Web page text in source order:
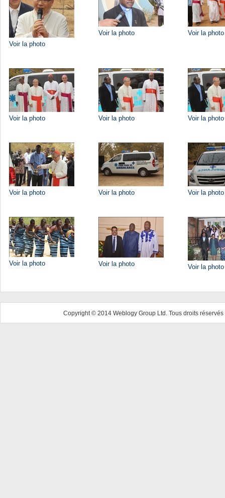
Voir la photo
Voir la photo Voir la photo
Voir la photo Voir la photo Voir la photo
Voir la photo Voir la photo Voir la photo
Voir la photo Voir la photo Voir la photo
Copyright © 2014 Weblogy Group Ltd. Tous droits